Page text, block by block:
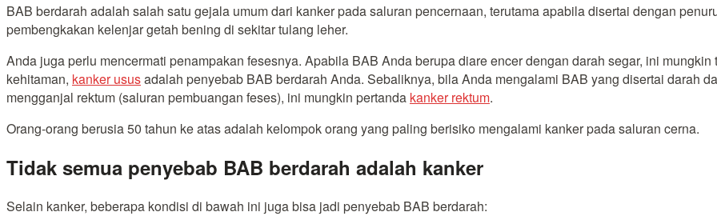
BAB berdarah adalah salah satu gejala umum dari kanker pada saluran pencernaan, terutama apabila disertai dengan
pembengkakan kelenjar getah bening di sekitar tulang leher.
Anda juga perlu mencermati penampakan fesesnya. Apabila BAB Anda berupa diare encer dengan darah segar, ini
kehitaman, kanker ususadalah penyebab BAB berdarah Anda. Sebaliknya, bila Anda mengalami BAB yang disertai darah
mengganjal rektum (saluran pembuangan feses), ini mungkin pertanda kanker rektum.
Orang-orang berusia 50 tahun ke atas adalah kelompok orang yang paling berisiko mengalami kanker pada saluran cerna.
Tidak semua penyebab BAB berdarah adalah kanker
Selain kanker, beberapa kondisi di bawah ini juga bisa jadi penyebab BAB berdarah: